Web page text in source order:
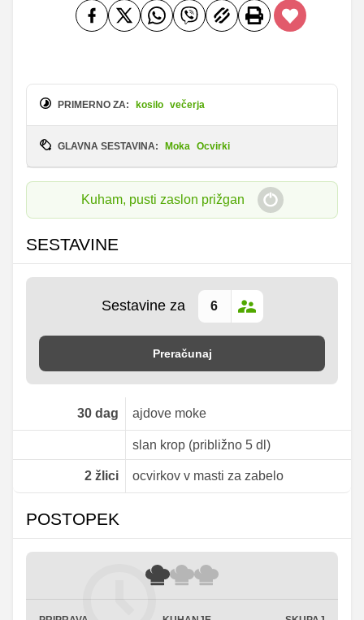
PRIMERNO ZA: kosilo večerja
GLAVNA SESTAVINA: Moka Ocvirki
Kuham, pusti zaslon prižgan
SESTAVINE
Sestavine za
Preračunaj
30dag ajdove moke
slan krop (približno 5 dl)
2žlici ocvirkov v masti za zabelo
POSTOPEK